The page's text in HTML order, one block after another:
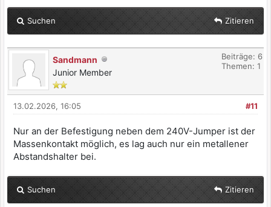
Suchen Zitieren
Sandmann
Junior Member
Beiträge: 6
Themen: 1
#11
13.02.2026, 16:05
Nur an der Befestigung neben dem 240V-Jumper ist der
Massenkontakt möglich, es lag auch nur ein metallener
Abstandshalter bei.
Suchen Zitieren